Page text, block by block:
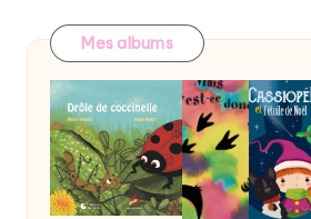
Mes albums